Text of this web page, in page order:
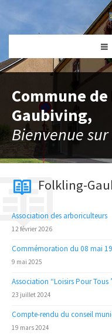
Commune
Gaubiving,
Bienvenue
Folkling-
Association des arboriculteurs
12 février 2026
Commémoration du 08 mai
9 mai 2025
Association “Loisirs Pour Tous
23 juillet 2024
Compte-rendu du conseil
19 mars 2024